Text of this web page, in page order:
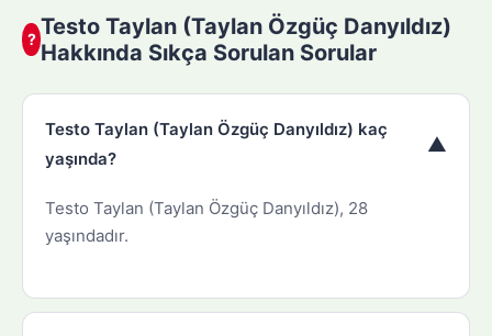
? Testo Taylan (Taylan Özgüç Danyıldız)
Hakkında Sıkça Sorulan Sorular
Testo Taylan (Taylan Özgüç Danyıldız) kaç
yaşında?
▼
Testo Taylan (Taylan Özgüç Danyıldız), 28
yaşındadır.